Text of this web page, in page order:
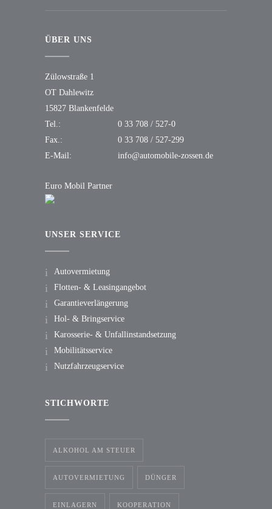
ÜBER UNS
Zülowstraße 1
OT Dahlewitz
15827 Blankenfelde
Tel.:
0 33 708 / 527-0
Fax.:
0 33 708 / 527-299
E-Mail:
info@automobile-zossen.de
Euro Mobil Partner
UNSER SERVICE
Autovermietung
Flotten- & Leasingangebot
Garantieverlängerung
Hol- & Bringservice
Karosserie- & Unfallinstandsetzung
Mobilitätsservice
Nutzfahrzeugservice
STICHWORTE
ALKOHOL AM STEUER
AUTOVERMIETUNG DÜNGER
EINLAGERN KOOPERATION